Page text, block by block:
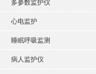
多参数监护仪
心电监护
睡眠呼吸监测
病人监护仪